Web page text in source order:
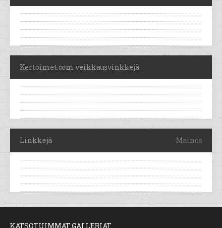
Kertoimet.com veikkausvinkkejä
Linkkejä Mainos
KATSOTUIMMAT GALLERIAT